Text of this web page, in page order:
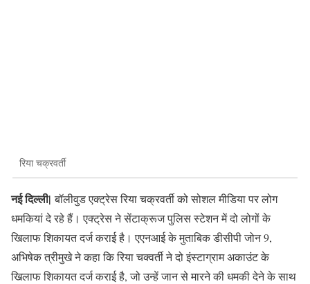
रिया चक्रवर्ती
नई दिल्ली|बॉलीवुड एक्ट्रेस रिया चक्रवर्ती को सोशल मीडिया पर लोग
धमकियां दे रहे हैं। एक्ट्रेस ने सेंटाक्रूज पुलिस स्टेशन में दो लोगों के
खिलाफ शिकायत दर्ज कराई है। एएनआई के मुताबिक डीसीपी जोन 9,
अभिषेक त्रीमुखे ने कहा कि रिया चक्वर्ती ने दो इंस्टाग्राम अकाउंट के
खिलाफ शिकायत दर्ज कराई है, जो उन्हें जान से मारने की धमकी देने के साथ